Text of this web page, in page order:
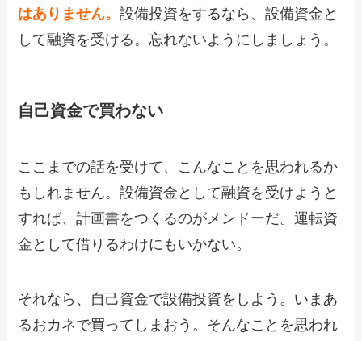
はありません。設備投資をするなら、設備資金と
して融資を受ける。忘れないようにしましょう。
自己資金で買わない
ここまでの話を受けて、こんなことを思われるか
もしれません。設備資金として融資を受けようと
すれば、計画書をつくるのがメンドーだ。運転資
金として借りるわけにもいかない。
それなら、自己資金で設備投資をしよう。いまあ
るおカネで買ってしまおう。そんなことを思われ